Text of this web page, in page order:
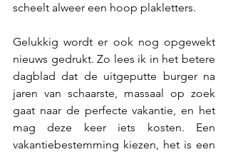
scheelt alweer een hoop plakletters.
Gelukkig wordt er ook nog opgewekt
nieuws gedrukt. Zo lees ik in het betere
dagblad dat de uitgeputte burger na
jaren van schaarste, massaal op zoek
gaat naar de perfecte vakantie, en het
mag deze keer iets kosten. Een
vakantiebestemming kiezen, het is een